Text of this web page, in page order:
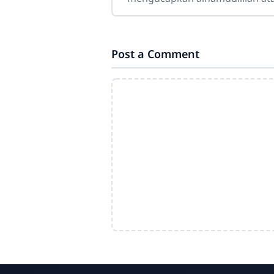
keberhasilan ananda yang
Post a Comment